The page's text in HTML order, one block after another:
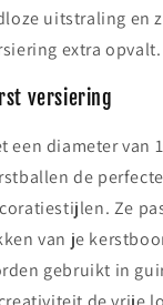
uitstraling en
extra opvalt.
versiering
een diameter van
de
Ze
van je
gebruikt in